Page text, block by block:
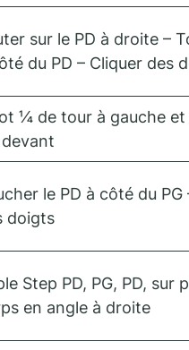
sur le PD à droite –
du PD – Cliquer des
¼ de tour à gauche et
devant
le PD à côté du PG
doigts
Step PD, PG, PD, sur
en angle à droite